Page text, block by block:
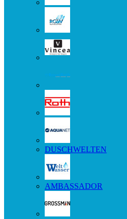
DUSCHWELTEN
AMBASSADOR